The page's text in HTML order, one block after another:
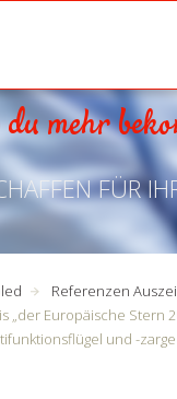
du mehr
FÜR
Referenzen
„der Europäische Stern
und -